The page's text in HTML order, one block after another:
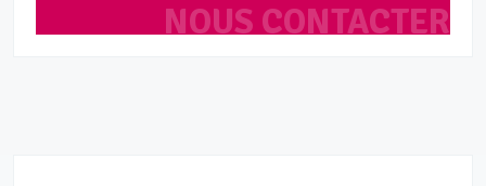
NOUS CONTACTER